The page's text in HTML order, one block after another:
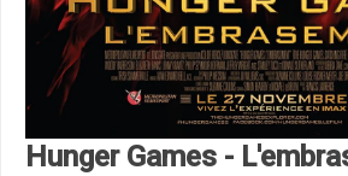
Hunger Games -